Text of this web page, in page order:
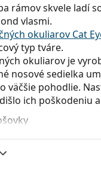
rámov skvele ladí
vlasmi.
okuliarov Cat
typ tváre.
okuliarov je
nosové sedielka
väčšie pohodlie.
ich poškodeniu
okuliarov
farby.